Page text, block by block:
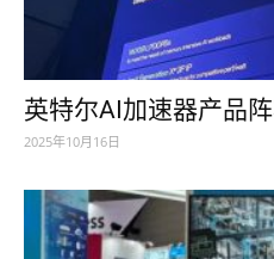
英特尔AI加速器产品
2025年10月16日